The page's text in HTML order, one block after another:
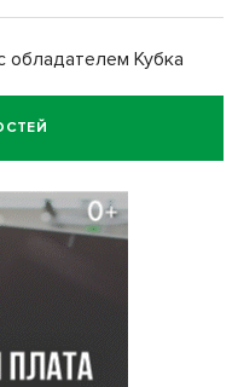
обладателем Кубка
его «посмертные»
с
в